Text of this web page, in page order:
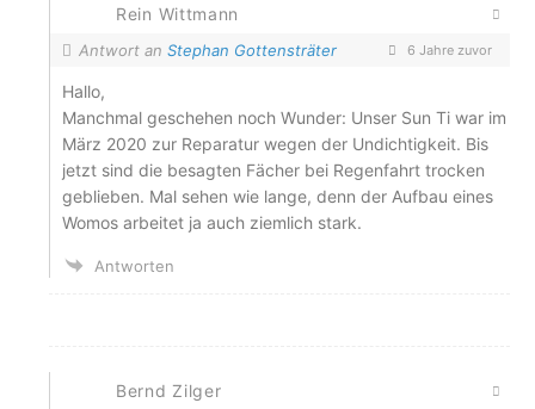
Rein Wittmann
Antwort an Stephan Gottensträter 6 Jahre zuvor
Hallo,
Manchmal geschehen noch Wunder: Unser Sun Ti war im
März 2020 zur Reparatur wegen der Undichtigkeit. Bis
jetzt sind die besagten Fächer bei Regenfahrt trocken
geblieben. Mal sehen wie lange, denn der Aufbau eines
Womos arbeitet ja auch ziemlich stark.
Antworten
Bernd Zilger